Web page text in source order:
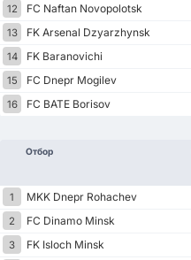
12
FC Naftan Novopolotsk
13
FK Arsenal Dzyarzhynsk
14
FK Baranovichi
15
FC Dnepr Mogilev
16
FC BATE Borisov
Отбор
1 MKK Dnepr Rohachev
2
FC Dinamo Minsk
3
FK Isloch Minsk